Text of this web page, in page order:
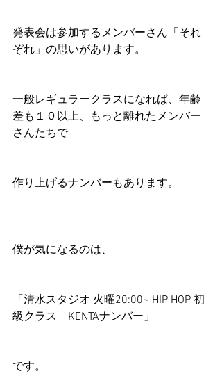
発表会は参加するメンバーさん「それ
ぞれ」の思いがあります。
一般レギュラークラスになれば、年齢
差も１０以上、もっと離れたメンバー
さんたちで
作り上げるナンバーもあります。
僕が気になるのは、
「清水スタジオ 火曜20:00~ HIP HOP 初
級クラス　KENTAナンバー」
です。